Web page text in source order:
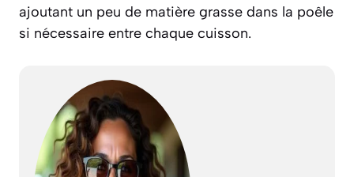
ajoutant un peu de matière grasse dans la poêle
si nécessaire entre chaque cuisson.